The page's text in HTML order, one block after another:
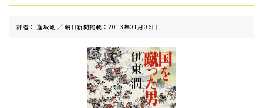
評者： 逢坂剛 ／ 朝⽇新聞掲載：2013年01月06日